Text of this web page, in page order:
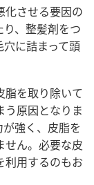
化させる要因の
、整髪剤をつ
に詰まって頭
脂を取り除いて
う原因となりま
強く、皮脂を
せん。必要な皮
利用するのもお